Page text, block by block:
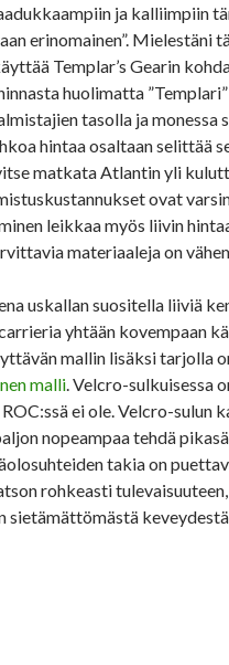
ja kalliimpiin
erinomainen”. Mielestäni
Templar’s Gearin
huolimatta
tasolla ja monessa
hintaa osaltaan selittää
matkata Atlantin yli
ovat
leikkaa myös liivin
materiaaleja on
uskallan suositella liiviä
yhtään kovempaan
mallin lisäksi tarjolla
malli . Velcro-sulkuisessa
ei ole. Velcro-sulun
nopeampaa tehdä
takia on
rohkeasti
sietämättömästä keveydestä.